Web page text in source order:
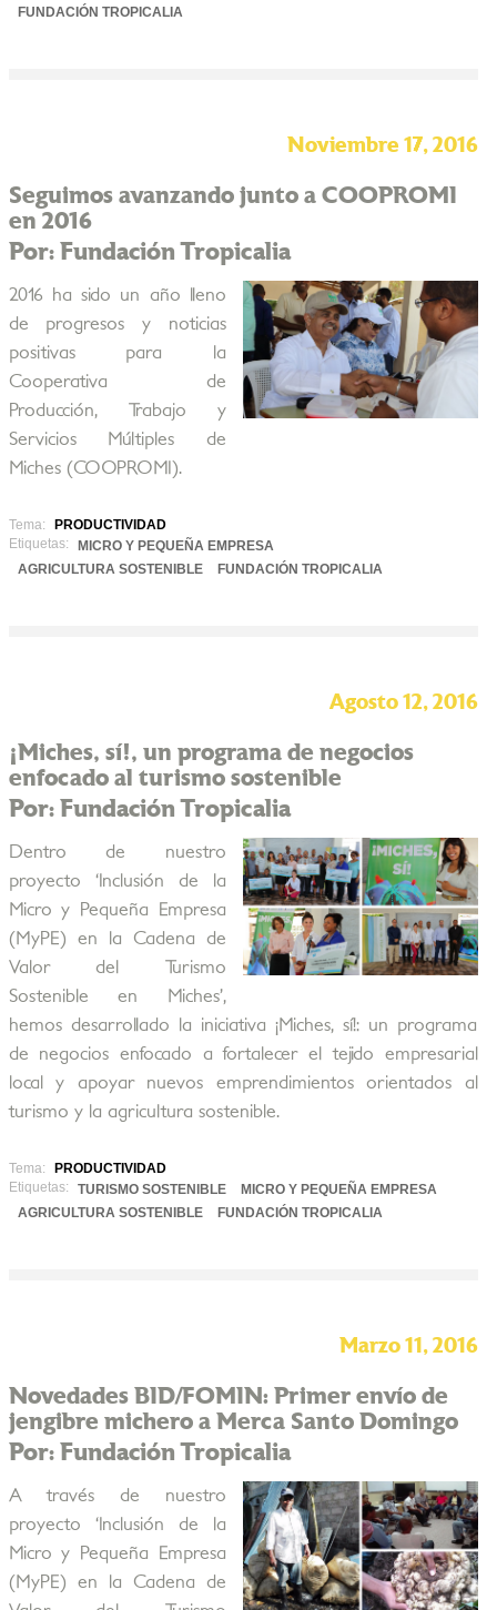
FUNDACIÓN TROPICALIA
Noviembre 17, 2016
Seguimos avanzando junto a COOPROMI
en 2016
Por: Fundación Tropicalia
2016 ha sido un año lleno
de progresos y noticias
positivas para la
Cooperativa de
Producción, Trabajo y
Servicios Múltiples de
Miches (COOPROMI).
Tema:
PRODUCTIVIDAD
Etiquetas:
MICRO Y PEQUEÑA EMPRESA
AGRICULTURA SOSTENIBLE
FUNDACIÓN TROPICALIA
Agosto 12, 2016
¡Miches, sí!, un programa de negocios
enfocado al turismo sostenible
Por: Fundación Tropicalia
Dentro de nuestro
proyecto ‘Inclusión de la
Micro y Pequeña Empresa
(MyPE) en la Cadena de
Valor del Turismo
Sostenible en Miches’,
hemos desarrollado la iniciativa ¡Miches, sí!: un programa
de negocios enfocado a fortalecer el tejido empresarial
local y apoyar nuevos emprendimientos orientados al
turismo y la agricultura sostenible.
Tema:
PRODUCTIVIDAD
Etiquetas:
TURISMO SOSTENIBLE
MICRO Y PEQUEÑA EMPRESA
AGRICULTURA SOSTENIBLE
FUNDACIÓN TROPICALIA
Marzo 11, 2016
Novedades BID/FOMIN: Primer envío de
jengibre michero a Merca Santo Domingo
Por: Fundación Tropicalia
A través de nuestro
proyecto ‘Inclusión de la
Micro y Pequeña Empresa
(MyPE) en la Cadena de